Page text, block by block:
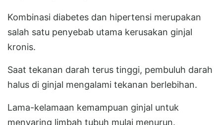
Kombinasi diabetes dan hipertensi merupakan
salah satu penyebab utama kerusakan ginjal
kronis.
Saat tekanan darah terus tinggi, pembuluh darah
halus di ginjal mengalami tekanan berlebihan.
Lama-kelamaan kemampuan ginjal untuk
menyaring limbah tubuh mulai menurun.